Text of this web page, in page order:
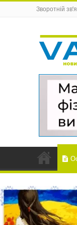
Зворотній